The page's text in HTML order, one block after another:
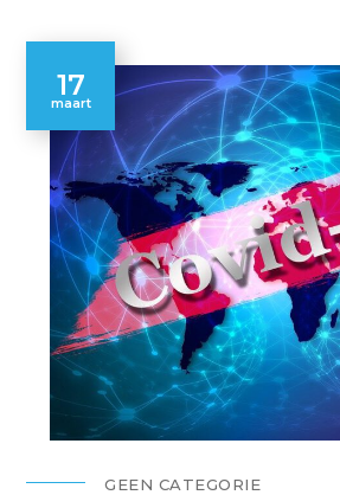
17
maart
GEEN CATEGORIE